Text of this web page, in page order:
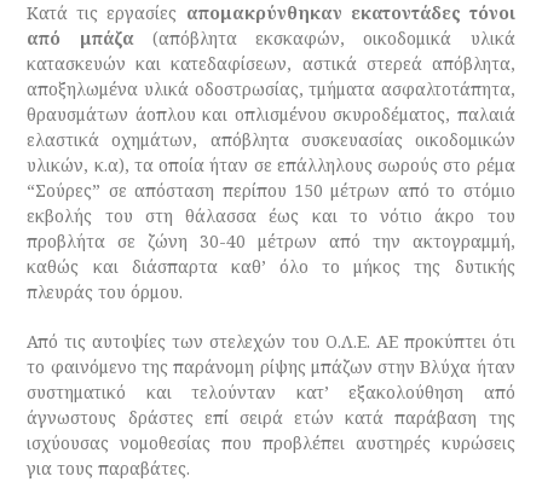
Κατά τις εργασίες απομακρύνθηκαν εκατοντάδες τόνοι
από μπάζα(απόβλητα εκσκαφών, οικοδομικά υλικά
κατασκευών και κατεδαφίσεων, αστικά στερεά απόβλητα,
αποξηλωμένα υλικά οδοστρωσίας, τμήματα ασφαλτοτάπητα,
θραυσμάτων άοπλου και οπλισμένου σκυροδέματος, παλαιά
ελαστικά οχημάτων, απόβλητα συσκευασίας οικοδομικών
υλικών, κ.α), τα οποία ήταν σε επάλληλους σωρούς στο ρέμα
“Σούρες” σε απόσταση περίπου 150 μέτρων από το στόμιο
εκβολής του στη θάλασσα έως και το νότιο άκρο του
προβλήτα σε ζώνη 30-40 μέτρων από την ακτογραμμή,
καθώς και διάσπαρτα καθ’ όλο το μήκος της δυτικής
πλευράς του όρμου.
Από τις αυτοψίες των στελεχών του Ο.Λ.Ε. ΑΕ προκύπτει ότι
το φαινόμενο της παράνομη ρίψης μπάζων στην Βλύχα ήταν
συστηματικό και τελούνταν κατ’ εξακολούθηση από
άγνωστους δράστες επί σειρά ετών κατά παράβαση της
ισχύουσας νομοθεσίας που προβλέπει αυστηρές κυρώσεις
για τους παραβάτες.